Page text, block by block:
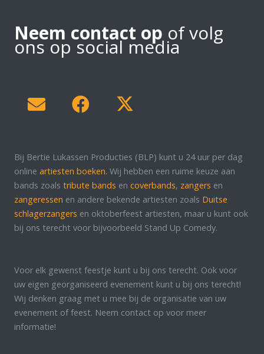
Neem contact op of volg
ons op social media
Bij Bertie Lukassen Producties (BLP) kunt u 24 uur per dag
online artiesten boeken. Wij hebben een ruime keuze aan
bands zoals tribute bands en coverbands, zangers en
zangeressen en andere bekende artiesten zoals Duitse
schlagerzangers en oktoberfeest artiesten, maar u kunt ook
bij ons terecht voor bijvoorbeeld Stand Up Comedy.
Voor elk gewenst feestje kunt u bij ons terecht. Ook voor
uw eigen georganiseerd evenement kunt u bij ons terecht!
Wij denken graag met u mee bij de organisatie van uw
evenement of feest. Neem contact op voor meer
informatie!